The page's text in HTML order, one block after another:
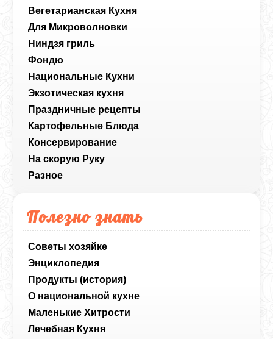
Вегетарианская Кухня
Для Микроволновки
Ниндзя гриль
Фондю
Национальные Кухни
Экзотическая кухня
Праздничные рецепты
Картофельные Блюда
Консервирование
На скорую Руку
Разное
Полезно знать
Советы хозяйке
Энциклопедия
Продукты (история)
О национальной кухне
Маленькие Хитрости
Лечебная Кухня